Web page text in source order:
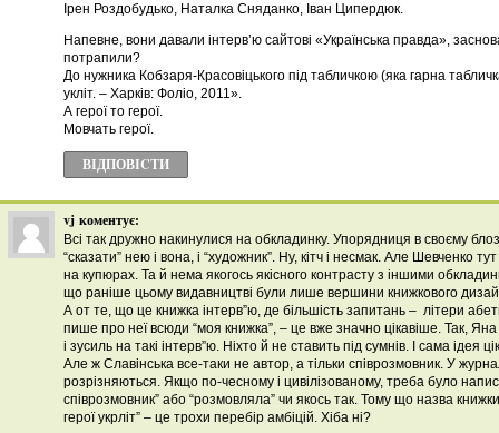
Ірен Роздобудько, Наталка Сняданко, Іван Ципердюк.
Напевне, вони давали інтерв’ю сайтові «Українська правда»,
потрапили?
До нужника Кобзаря-Красовіцького під табличкою (яка гарна
укліт. – Харків: Фоліо, 2011».
А герої то герої.
Мовчать герої.
ВІДПОВІCТИ
vj коментує:
Всі так дружно накинулися на обкладинку. Упорядниця в своєму
“сказати” нею і вона, і “художник”. Ну, кітч і несмак. Але Шевченко
на купюрах. Та й нема якогось якісного контрасту з іншими
що раніше цьому видавництві були лише вершини книжкового
А от те, що це книжка інтерв”ю, де більшість запитань – літери
пише про неї всюди “моя книжка”, – це вже значно цікавіше. Так,
і зусиль на такі інтерв”ю. Ніхто й не ставить під сумнів. І сама ідея
Але ж Славінська все-таки не автор, а тільки співрозмовник. У
розрізняються. Якщо по-чесному і цивілізованому, треба було
співрозмовник” або “розмовляла” чи якось так. Тому що назва
герої укрліт” – це трохи перебір амбіцій. Хіба ні?